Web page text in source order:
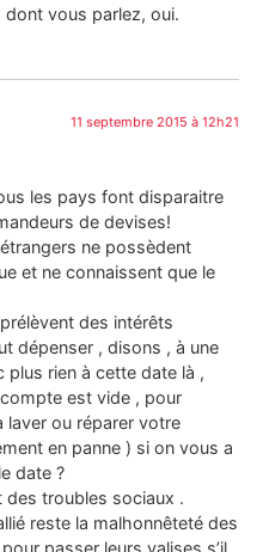
vous parlez, oui.
11 septembre 2015 à 12h21
les pays font disparaitre
de devises!
ne possèdent
et ne connaissent que le
des intérêts
dépenser , disons , à une
plus rien à cette date là ,
est vide , pour
laver ou réparer votre
en panne ) si on vous a
date ?
des troubles sociaux .
reste la malhonnêteté des
passer leurs valises s’il